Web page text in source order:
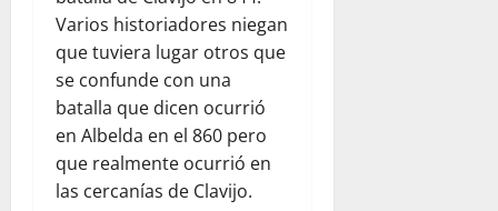
Varios historiadores niegan
que tuviera lugar otros que
se confunde con una
batalla que dicen ocurrió
en Albelda en el 860 pero
que realmente ocurrió en
las cercanías de Clavijo.